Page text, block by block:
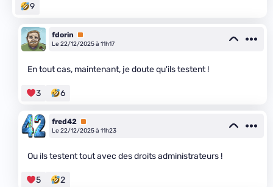
9
fdorin
Premium
Le 22/12/2025 à 11h17
En tout cas, maintenant, je doute qu'ils testent !
3 6
fred42 Premium
Le 22/12/2025 à 11h23
Ou ils testent tout avec des droits administrateurs !
5 2